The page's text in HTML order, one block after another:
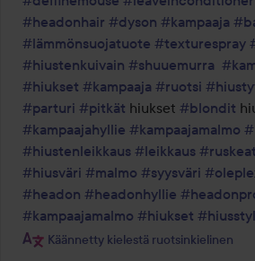
#headonhair #dyson #kampaaja
#lämmönsuojatuote #texturespray
#hiustenkuivain #shuuemurra
#hiukset #kampaaja #ruotsi
#parturi #pitkät hiukset #blondit
#kampaajahyllie #kampaajamalmo
#hiustenleikkaus #leikkaus #ruskeat
#hiusväri #malmo #syysväri
#headon #headonhyllie
#kampaajamalmo #hiukset
Käännetty kielestä ruotsinkielinen